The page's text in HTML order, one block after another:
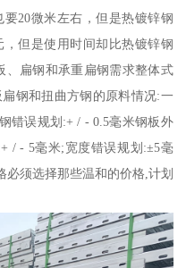
20微米左右，但是热镀锌钢
但是使用时间却比热镀锌钢
、扁钢和承重扁钢需求整体式
钢和扭曲方钢的原料情况:一
错误规划:+ / - 0.5毫米钢板外
/ - 5毫米;宽度错误规划:±5毫
必须选择那些温和的价格,计划